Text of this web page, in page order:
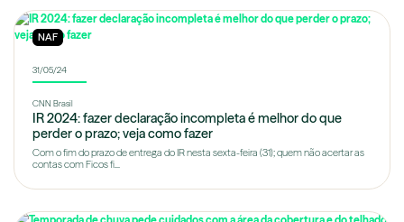
NAF
31/05/24
CNN Brasil
IR 2024: fazer declaração incompleta é melhor do que
perder o prazo; veja como fazer
Com o fim do prazo de entrega do IR nesta sexta-feira (31); quem não acertar as
contas com Ficos fi...